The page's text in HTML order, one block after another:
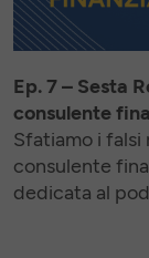
Ep. 7 – Sesta
consulente
Sfatiamo i
consulente
dedicata al